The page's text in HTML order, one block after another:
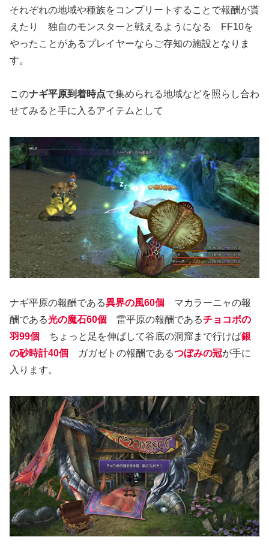
それぞれの地域や種族をコンプリートすることで報酬が貰
えたり 独自のモンスターと戦えるようになる FF10を
やったことがあるプレイヤーならご存知の施設となりま
す。
このナギ平原到着時点で集められる地域などを照らし合わ
せてみると手に入るアイテムとして
ナギ平原の報酬である異界の風60個
マカラーニャの報
酬である光の魔石60個 雷平原の報酬であるチョコボの
羽99個
ちょっと足を伸ばして谷底の洞窟まで行けば銀
の砂時計40個
ガガゼトの報酬であるつぼみの冠が手に
入ります。